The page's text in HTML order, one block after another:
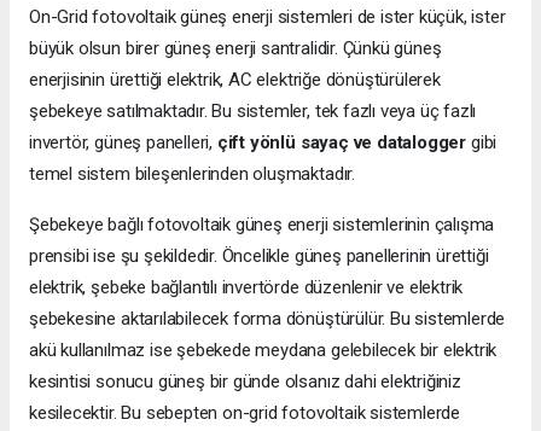
On-Grid fotovoltaik güneş enerji sistemleri de ister küçük, ister
büyük olsun birer güneş enerji santralidir. Çünkü güneş
enerjisinin ürettiği elektrik, AC elektriğe dönüştürülerek
şebekeye satılmaktadır. Bu sistemler, tek fazlı veya üç fazlı
invertör, güneş panelleri, çift yönlü sayaç ve datalogger gibi
temel sistem bileşenlerinden oluşmaktadır.
Şebekeye bağlı fotovoltaik güneş enerji sistemlerinin çalışma
prensibi ise şu şekildedir. Öncelikle güneş panellerinin ürettiği
elektrik, şebeke bağlantılı invertörde düzenlenir ve elektrik
şebekesine aktarılabilecek forma dönüştürülür. Bu sistemlerde
akü kullanılmaz ise şebekede meydana gelebilecek bir elektrik
kesintisi sonucu güneş bir günde olsanız dahi elektriğiniz
kesilecektir. Bu sebepten on-grid fotovoltaik sistemlerde